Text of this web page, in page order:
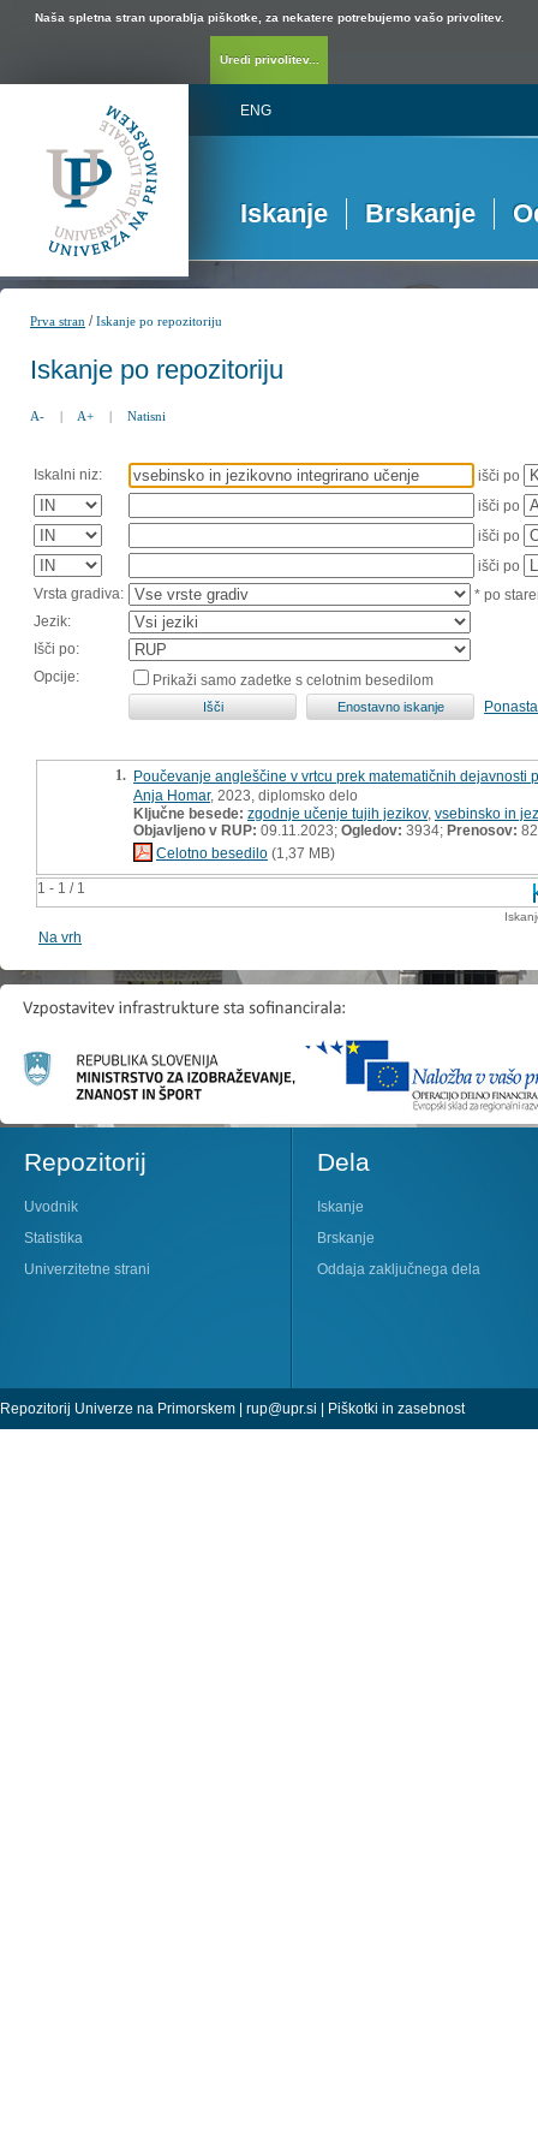
Naša spletna stran uporablja piškotke, za nekatere potrebujemo vašo privolitev.
Uredi privolitev...
ENG
Iskanje Brskanje
Prva stran /Iskanje po repozitoriju
Iskanje po repozitoriju
A- | A+ | Natisni
Iskalni niz:
išči po
išči po
išči po
išči po
Vrsta gradiva:
* po
Jezik:
Išči po:
Opcije:
Prikaži samo zadetke s celotnim besedilom
1 - 1 / 1
1. Poučevanje angleščine v vrtcu prek matematičnih dejavnosti
Anja Homar, 2023, diplomsko delo
Ključne besede: zgodnje učenje tujih jezikov, vsebinsko in
Objavljeno v RUP: 09.11.2023; Ogledov: 3934; Prenosov: 82
Celotno besedilo (1,37 MB)
Na vrh
Repozitorij
Uvodnik
Statistika
Univerzitetne strani
Dela
Iskanje
Brskanje
Oddaja zaključnega dela
Repozitorij Univerze na Primorskem | rup@upr.si | Piškotki in zasebnost